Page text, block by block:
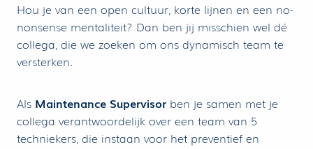
Hou je van een open cultuur, korte lijnen en een no-
nonsense mentaliteit? Dan ben jij misschien wel dé
collega, die we zoeken om ons dynamisch team te
versterken.
Als Maintenance Supervisor ben je samen met je
collega verantwoordelijk over een team van 5
techniekers, die instaan voor het preventief en